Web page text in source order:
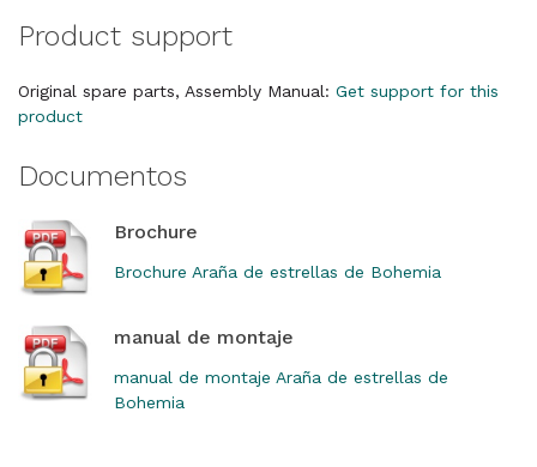
Product support
Original spare parts, Assembly Manual: Get support for this
product
Documentos
Brochure
Brochure Araña de estrellas de Bohemia
manual de montaje
manual de montaje Araña de estrellas de
Bohemia